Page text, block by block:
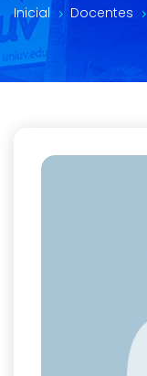
Inicial 5 Docentes 5